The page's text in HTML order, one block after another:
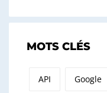
MOTS CLÉS
API Google